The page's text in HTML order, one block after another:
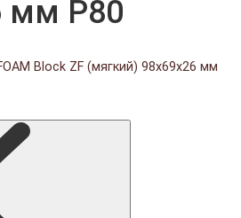
мм P80
Block ZF (мягкий) 98x69x26 мм